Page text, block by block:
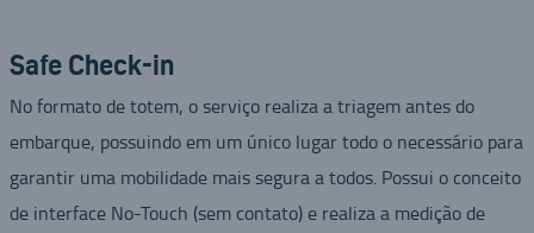
Safe Check-in
No formato de totem, o serviço realiza a triagem antes do
embarque, possuindo em um único lugar todo o necessário para
garantir uma mobilidade mais segura a todos. Possui o conceito
de interface No-Touch (sem contato) e realiza a medição de